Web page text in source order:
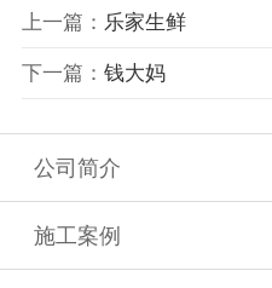
上一篇： 乐家生鲜
下一篇： 钱大妈
公司简介
施工案例